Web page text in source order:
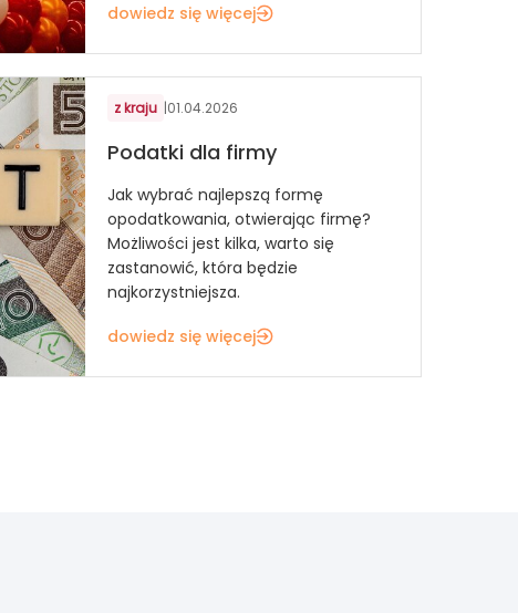
dowiedz się więcej
z kraju |01.04.2026
Podatki dla firmy
Jak wybrać najlepszą formę
opodatkowania, otwierając firmę?
Możliwości jest kilka, warto się
zastanowić, która będzie
najkorzystniejsza.
dowiedz się więcej